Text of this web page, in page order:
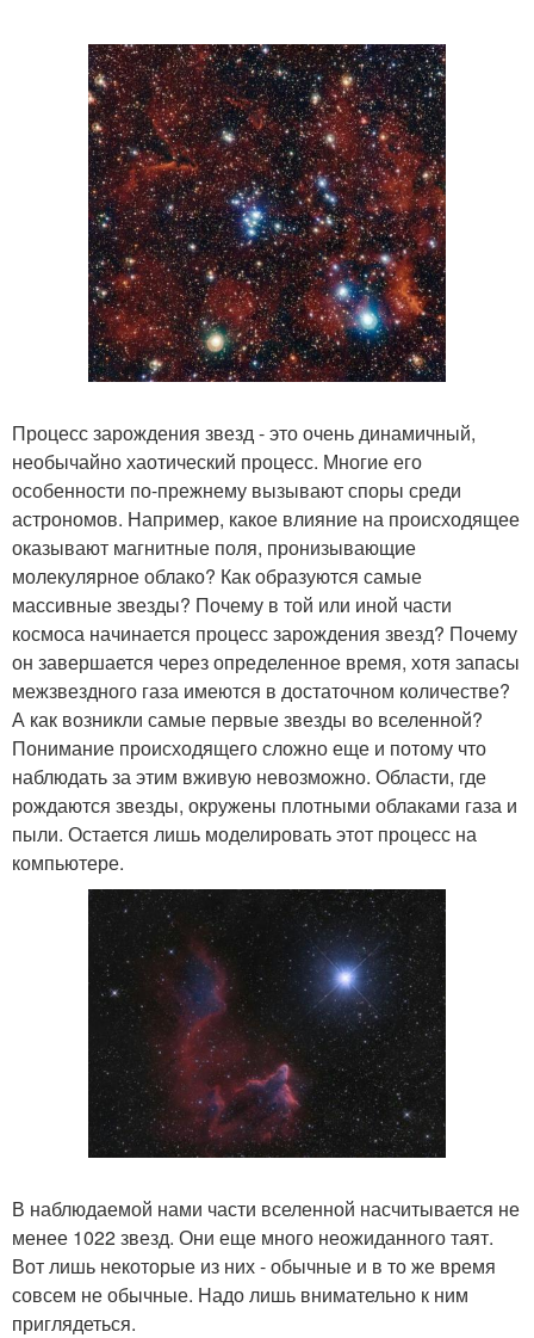
Процесс зарождения звезд - это очень динамичный,
необычайно хаотический процесс. Многие его
особенности по-прежнему вызывают споры среди
астрономов. Например, какое влияние на происходящее
оказывают магнитные поля, пронизывающие
молекулярное облако? Как образуются самые
массивные звезды? Почему в той или иной части
космоса начинается процесс зарождения звезд? Почему
он завершается через определенное время, хотя запасы
межзвездного газа имеются в достаточном количестве?
А как возникли самые первые звезды во вселенной?
Понимание происходящего сложно еще и потому что
наблюдать за этим вживую невозможно. Области, где
рождаются звезды, окружены плотными облаками газа и
пыли. Остается лишь моделировать этот процесс на
компьютере.
В наблюдаемой нами части вселенной насчитывается не
менее 1022 звезд. Они еще много неожиданного таят.
Вот лишь некоторые из них - обычные и в то же время
совсем не обычные. Надо лишь внимательно к ним
приглядеться.